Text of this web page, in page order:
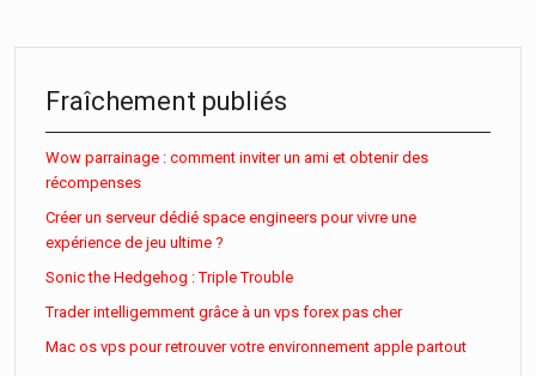
Fraîchement publiés
Wow parrainage : comment inviter un ami et obtenir des
récompenses
Créer un serveur dédié space engineers pour vivre une
expérience de jeu ultime ?
Sonic the Hedgehog : Triple Trouble
Trader intelligemment grâce à un vps forex pas cher
Mac os vps pour retrouver votre environnement apple partout